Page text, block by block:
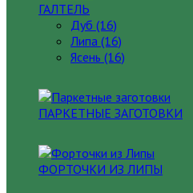
ГАЛТЕЛЬ
Дуб (16)
Липа (16)
Ясень (16)
ПАРКЕТНЫЕ ЗАГОТОВКИ
ФОРТОЧКИ ИЗ ЛИПЫ